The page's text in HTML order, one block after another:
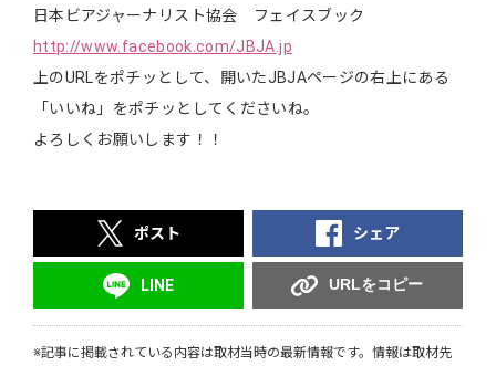
日本ビアジャーナリスト協会 フェイスブック
http://www.facebook.com/JBJA.jp
上のURLをポチッとして、開いたJBJAページの右上にある
「いいね」をポチッとしてくださいね。
よろしくお願いします！！
ポスト シェア
LINE URLをコピー
※記事に掲載されている内容は取材当時の最新情報です。情報は取材先